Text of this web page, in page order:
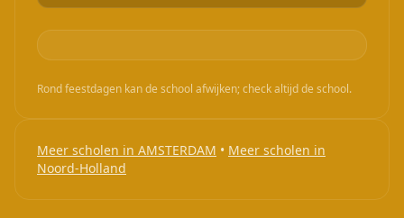
Rond feestdagen kan de school afwijken; check altijd de school.
Meer scholen in AMSTERDAM • Meer scholen in
Noord-Holland